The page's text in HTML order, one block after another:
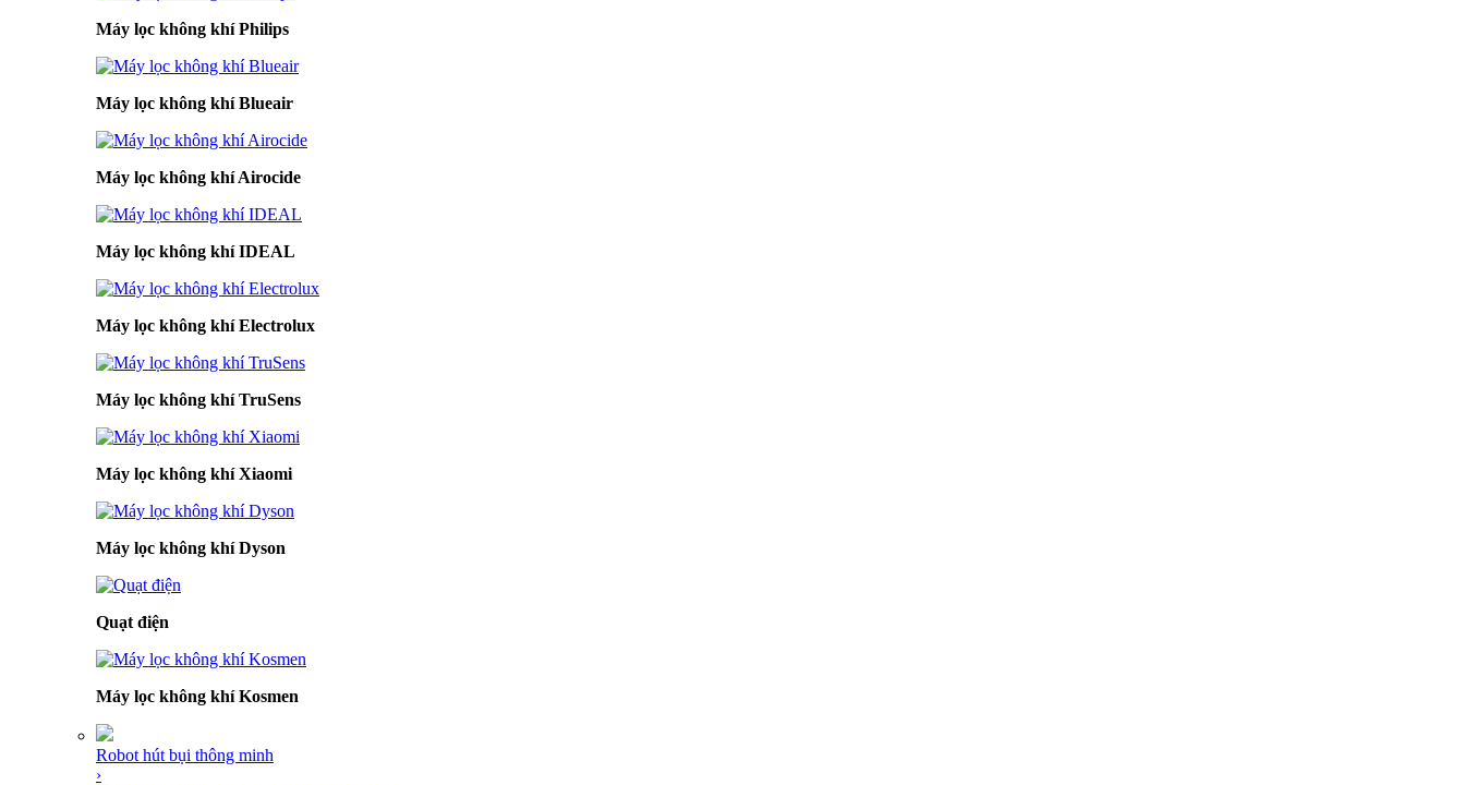
Máy lọc không khí Philips
Máy lọc không khí Blueair
Máy lọc không khí Airocide
Máy lọc không khí IDEAL
Máy lọc không khí Electrolux
Máy lọc không khí TruSens
Máy lọc không khí Xiaomi
Máy lọc không khí Dyson
Quạt điện
Máy lọc không khí Kosmen
Robot hút bụi thông minh
›